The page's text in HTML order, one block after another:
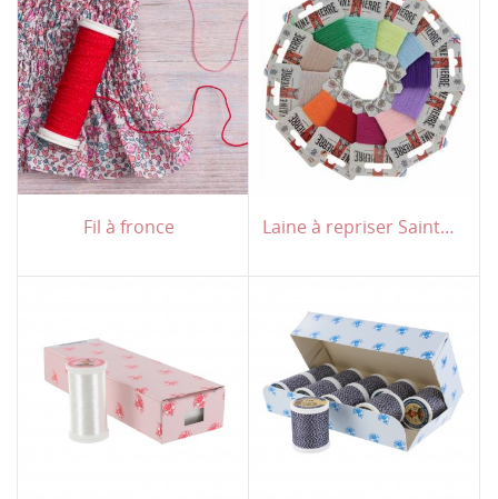
Fil à fronce Laine à repriser Saint Pierre